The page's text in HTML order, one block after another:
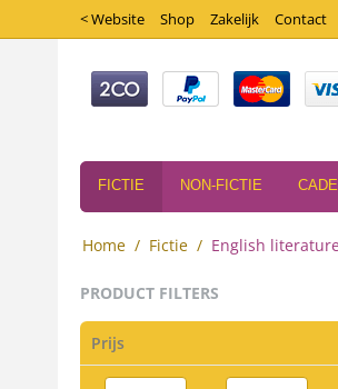
< Website Shop Zakelijk Contact
FICTIE NON-FICTIE
Home / Fictie / English literature
PRODUCT FILTERS
Prijs